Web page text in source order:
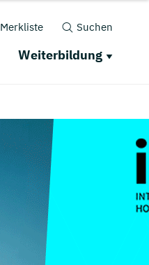
Merkliste Suchen
Weiterbildung